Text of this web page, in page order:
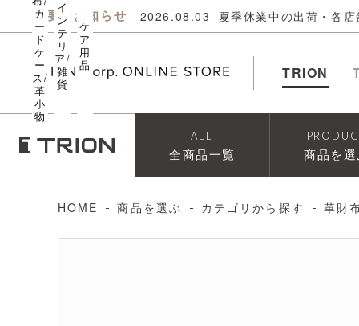
重要なお知らせ 2026.08.03 夏季休業中の出荷・各
TRION
ALL
全商品一覧 商品を
カ
ー
ド
ケ
ー
ス/
革
小
物
イ
ン
テ
リ
ア/
雑
貨
ケ
ア
用
品
HOME 商品を選ぶ カテゴリから探す 革財